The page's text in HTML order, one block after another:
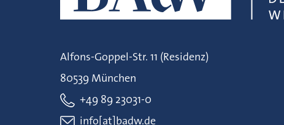
Alfons-Goppel-Str. 11 (Residenz)
80539 München
+49 89 23031-0
info[at]badw.de